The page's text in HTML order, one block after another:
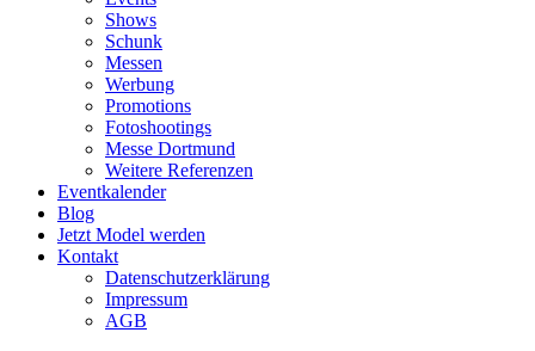
Shows
Schunk
Messen
Werbung
Promotions
Fotoshootings
Messe Dortmund
Weitere Referenzen
Eventkalender
Blog
Jetzt Model werden
Kontakt
Datenschutzerklärung
Impressum
AGB